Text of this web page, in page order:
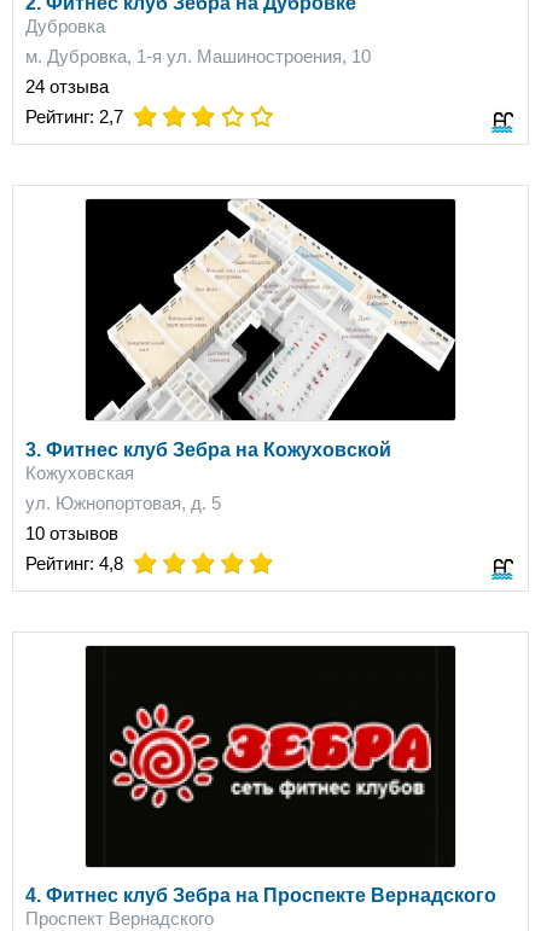
Дубровка
м. Дубровка, 1-я ул. Машиностроения, 10
24 отзыва
Рейтинг: 2,7 on
3. Фитнес клуб Зебра на Кожуховской
Кожуховская
ул. Южнопортовая, д. 5
10 отзывов
Рейтинг: 4,8 on
4. Фитнес клуб Зебра на Проспекте Вернадского
Проспект Вернадского